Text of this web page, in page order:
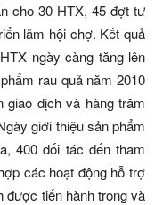
cho 30 HTX, 45 đợt tư
lãm hội chợ. Kết quả
ngày càng tăng lên
rau quả năm 2010
giao dịch và hàng trăm
giới thiệu sản phẩm
400 đối tác đến tham
các hoạt động hỗ trợ
được tiến hành trong và